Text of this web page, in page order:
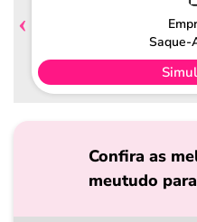
Saque-
Confira as
meutudo